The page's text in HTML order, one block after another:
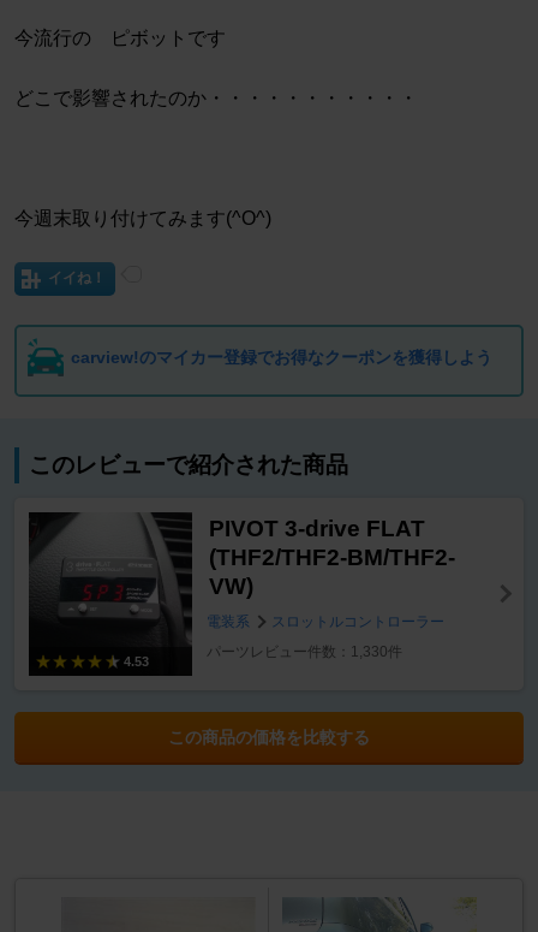
今流行の ピボットです
どこで影響されたのか・・・・・・・・・・・
今週末取り付けてみます(^O^)
イイね！
carview!のマイカー登録でお得なクーポンを獲得しよう
このレビューで紹介された商品
4.53
PIVOT 3-drive FLAT
(THF2/THF2-BM/THF2-
VW)
電装系
スロットルコントローラー
パーツレビュー件数：1,330件
この商品の価格を比較する